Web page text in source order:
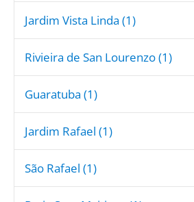
Jardim Vista Linda (1)
Rivieira de San Lourenzo (1)
Guaratuba (1)
Jardim Rafael (1)
São Rafael (1)